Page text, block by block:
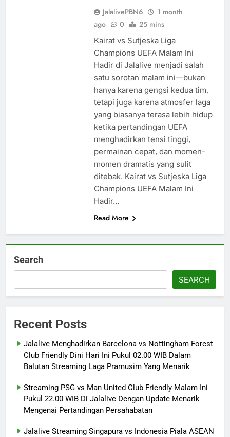
JalalivePBN6
1 month
ago
0 25 mins
Kairat vs Sutjeska Liga
Champions UEFA Malam Ini
Hadir di Jalalive menjadi salah
satu sorotan malam ini—bukan
hanya karena gengsi kedua tim,
tetapi juga karena atmosfer laga
yang biasanya terasa lebih hidup
ketika pertandingan UEFA
menghadirkan tensi tinggi,
permainan cepat, dan momen-
momen dramatis yang sulit
ditebak. Kairat vs Sutjeska Liga
Champions UEFA Malam Ini
Hadir…
Read More
Search
SEARCH
Recent Posts
Jalalive Menghadirkan Barcelona vs Nottingham Forest
Club Friendly Dini Hari Ini Pukul 02.00 WIB Dalam
Balutan Streaming Laga Pramusim Yang Menarik
Streaming PSG vs Man United Club Friendly Malam Ini
Pukul 22.00 WIB Di Jalalive Dengan Update Menarik
Mengenai Pertandingan Persahabatan
Jalalive Streaming Singapura vs Indonesia Piala ASEAN